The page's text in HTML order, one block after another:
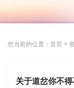
您当前的位置： 首页 >
关于道岔你不得